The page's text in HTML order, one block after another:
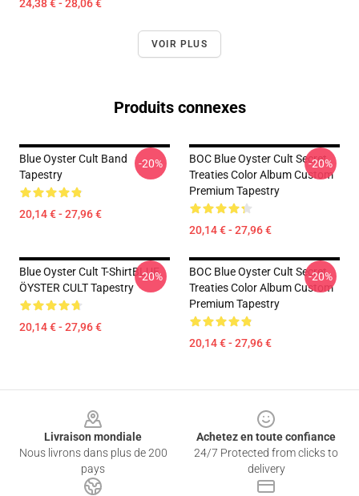
24,38 € - 28,06 €
VOIR PLUS
Produits connexes
Blue Oyster Cult Band
Tapestry
20,14 € - 27,96 €
-20%
BOC Blue Oyster Cult Secret
Treaties Color Album Custom
Premium Tapestry
20,14 € - 27,96 €
-20%
Blue Oyster Cult T-ShirtBLUE
ÖYSTER CULT Tapestry
20,14 € - 27,96 €
-20%
BOC Blue Oyster Cult Secret
Treaties Color Album Custom
Premium Tapestry
20,14 € - 27,96 €
-20%
Livraison mondiale
Nous livrons dans plus de 200
pays
Achetez en toute confiance
24/7 Protected from clicks to
delivery